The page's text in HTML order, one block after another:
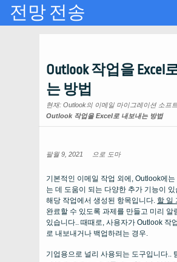
Outlook 작업을 Excel
는 방법
현재: Outlook의 이메일 마이그레이션 소프
Outlook 작업을 Excel로 내보내는 방법
팔월 9, 2021 으로 도마
기본적인 이메일 작업 외에, Outlook에
는 데 도움이 되는 다양한 추가 기능이
해당 작업에서 생성된 항목입니다. 할 일
완료할 수 있도록 과제를 만들고 미리 알
있습니다.. 때때로, 사용자가 Outlook 작
로 내보내거나 백업하려는 경우.
기업용으로 널리 사용되는 도구입니다..
전망 전송